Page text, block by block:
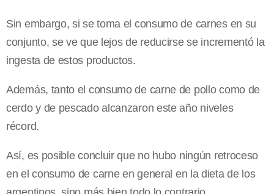
Sin embargo, si se toma el consumo de carnes en su
conjunto, se ve que lejos de reducirse se incrementó la
ingesta de estos productos.
Además, tanto el consumo de carne de pollo como de
cerdo y de pescado alcanzaron este año niveles
récord.
Así, es posible concluir que no hubo ningún retroceso
en el consumo de carne en general en la dieta de los